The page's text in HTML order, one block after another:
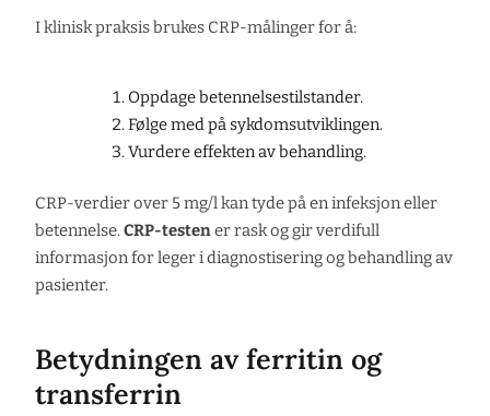
I klinisk praksis brukes CRP-målinger for å:
Oppdage betennelsestilstander.
Følge med på sykdomsutviklingen.
Vurdere effekten av behandling.
CRP-verdier over 5 mg/l kan tyde på en infeksjon eller
betennelse.CRP-testener rask og gir verdifull
informasjon for leger i diagnostisering og behandling av
pasienter.
Betydningen av ferritin og
transferrin